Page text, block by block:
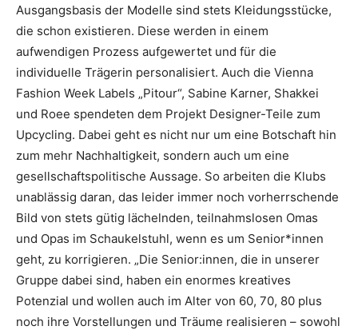
Ausgangsbasis der Modelle sind stets Kleidungsstücke,
die schon existieren. Diese werden in einem
aufwendigen Prozess aufgewertet und für die
individuelle Trägerin personalisiert. Auch die Vienna
Fashion Week Labels „Pitour“, Sabine Karner, Shakkei
und Roee spendeten dem Projekt Designer-Teile zum
Upcycling. Dabei geht es nicht nur um eine Botschaft hin
zum mehr Nachhaltigkeit, sondern auch um eine
gesellschaftspolitische Aussage. So arbeiten die Klubs
unablässig daran, das leider immer noch vorherrschende
Bild von stets gütig lächelnden, teilnahmslosen Omas
und Opas im Schaukelstuhl, wenn es um Senior*innen
geht, zu korrigieren. „Die Senior:innen, die in unserer
Gruppe dabei sind, haben ein enormes kreatives
Potenzial und wollen auch im Alter von 60, 70, 80 plus
noch ihre Vorstellungen und Träume realisieren – sowohl